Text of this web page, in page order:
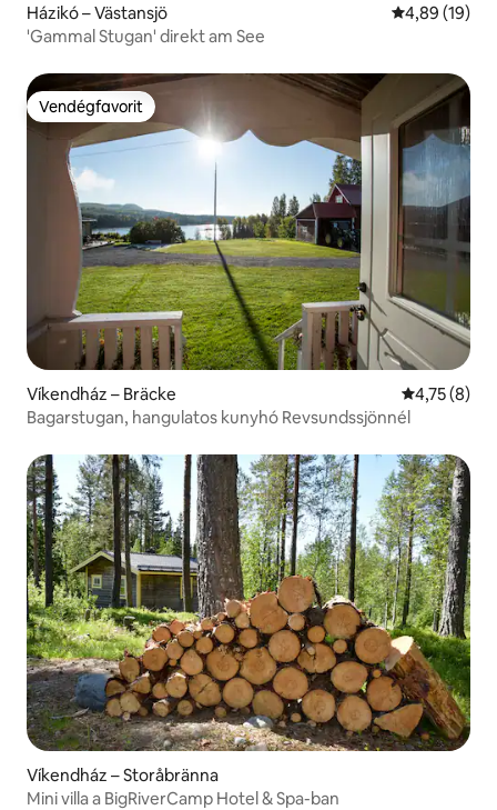
Házikó – Västansjö Átlagos
4,89 (19)
'Gammal Stugan' direkt am See
Vendégfavorit
Vendégfavorit
Víkendház – Bräcke Átlagos
4,75 (8)
Bagarstugan, hangulatos kunyhó Revsundssjönnél
Víkendház – Storåbränna
Mini villa a BigRiverCamp Hotel & Spa-ban